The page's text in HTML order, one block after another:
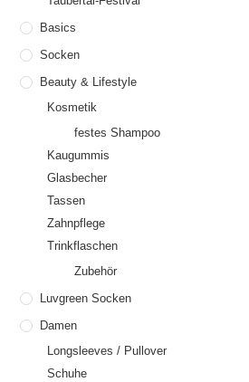
Basics
Socken
Beauty & Lifestyle
Kosmetik
festes Shampoo
Kaugummis
Glasbecher
Tassen
Zahnpflege
Trinkflaschen
Zubehör
Luvgreen Socken
Damen
Longsleeves / Pullover
Schuhe